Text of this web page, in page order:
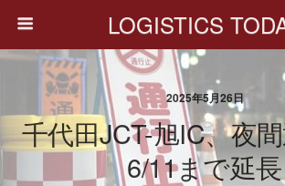
LOGISTICS
2025年5月26日
千代田JCT-旭IC、夜
6/11まで延長